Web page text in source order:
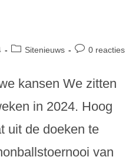
Berichtcategorie:
Sitenieuws
Bericht0 reacties
kansen We zitten
in 2024. Hoog
uit de doeken te
van